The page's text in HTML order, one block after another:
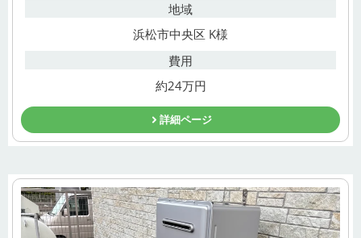
地域
浜松市中央区 K様
費用
約24万円
詳細ページ